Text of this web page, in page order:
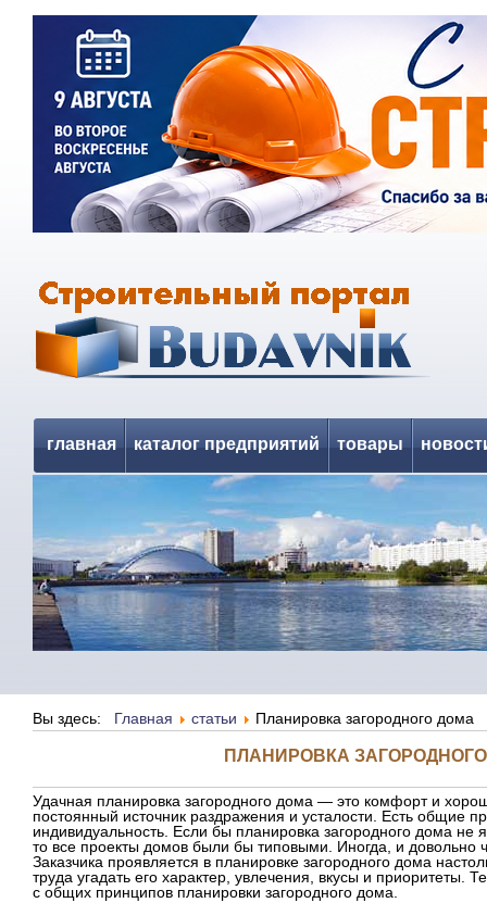
главная каталог предприятий товары
Вы здесь: Главная статьи Планировка загородного дома
ПЛАНИРОВКА
Удачная планировка загородного дома — это комфорт и
постоянный источник раздражения и усталости. Есть общие
индивидуальность. Если бы планировка загородного дома не
то все проекты домов были бы типовыми. Иногда, и довольно
Заказчика проявляется в планировке загородного дома
труда угадать его характер, увлечения, вкусы и приоритеты.
с общих принципов планировки загородного дома.